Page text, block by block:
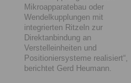
Mikroapparatebau oder
Wendelkupplungen mit
integrierten Ritzeln zur
Direktanbindung an
Verstelleinheiten und
Positioniersysteme realisiert“,
berichtet Gerd Heumann.